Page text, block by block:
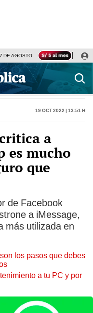
7 DE AGOSTO TINKA RESULTADOS
19 Oct 2022 | 13:51 h
a
es mucho
que
de Facebook
a iMessage,
más utilizada en
los pasos que debes
a tu PC y por